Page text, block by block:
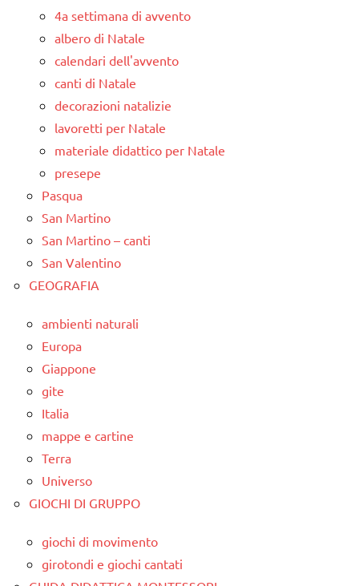
4a settimana di avvento
albero di Natale
calendari dell'avvento
canti di Natale
decorazioni natalizie
lavoretti per Natale
materiale didattico per Natale
presepe
Pasqua
San Martino
San Martino – canti
San Valentino
GEOGRAFIA
ambienti naturali
Europa
Giappone
gite
Italia
mappe e cartine
Terra
Universo
GIOCHI DI GRUPPO
giochi di movimento
girotondi e giochi cantati